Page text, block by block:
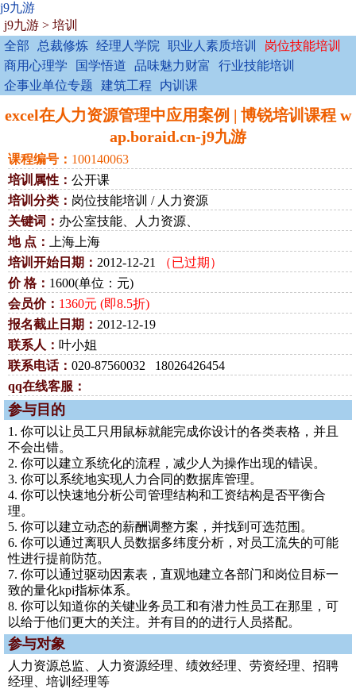
j9九游
j9九游 > 培训
全部
总裁修炼 经理人学院 职业人素质培训
岗位技能培训
商用心理学
国学悟道 品味魅力财富
行业技能培训
企事业单位专题
建筑工程 内训课
excel在人力资源管理中应用案例 | 博锐培训课程 w
ap.boraid.cn-j9九游
课程编号： 100140063
培训属性： 公开课
培训分类： 岗位技能培训 / 人力资源
关键词： 办公室技能、人力资源、
地 点：
上海上海
培训开始日期： 2012-12-21
（已过期）
价 格： 1600(单位：元)
会员价： 1360元 (即8.5折)
报名截止日期： 2012-12-19
联系人： 叶小姐
联系电话： 020-87560032 18026426454
qq在线客服：
参与目的
1. 你可以让员工只用鼠标就能完成你设计的各类表格，并且
不会出错。
2. 你可以建立系统化的流程，减少人为操作出现的错误。
3. 你可以系统地实现人力合同的数据库管理。
4. 你可以快速地分析公司管理结构和工资结构是否平衡合
理。
5. 你可以建立动态的薪酬调整方案，并找到可选范围。
6. 你可以通过离职人员数据多纬度分析，对员工流失的可能
性进行提前防范。
7. 你可以通过驱动因素表，直观地建立各部门和岗位目标一
致的量化kpi指标体系。
8. 你可以知道你的关键业务员工和有潜力性员工在那里，可
以给于他们更大的关注。并有目的的进行人员搭配。
参与对象
人力资源总监、人力资源经理、绩效经理、劳资经理、招聘
经理、培训经理等